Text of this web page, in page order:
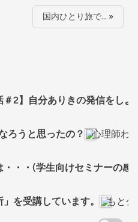
国内ひとり旅で… »
＃2】自分ありきの発信をしよ
ろうと思ったの？ 心理師わ
・・・(学生向けセミナーの感
を受講しています。 もと公